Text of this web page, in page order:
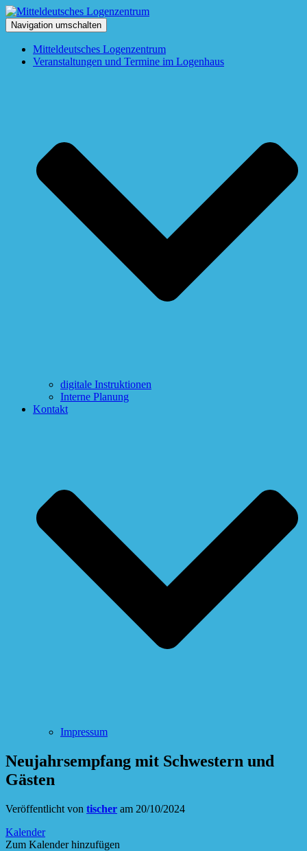
Navigation umschalten
Mitteldeutsches Logenzentrum
Veranstaltungen und Termine im Logenhaus
digitale Instruktionen
Interne Planung
Kontakt
Impressum
Neujahrsempfang mit Schwestern und
Gästen
Veröffentlicht von tischer am 20/10/2024
Kalender
Zum Kalender hinzufügen